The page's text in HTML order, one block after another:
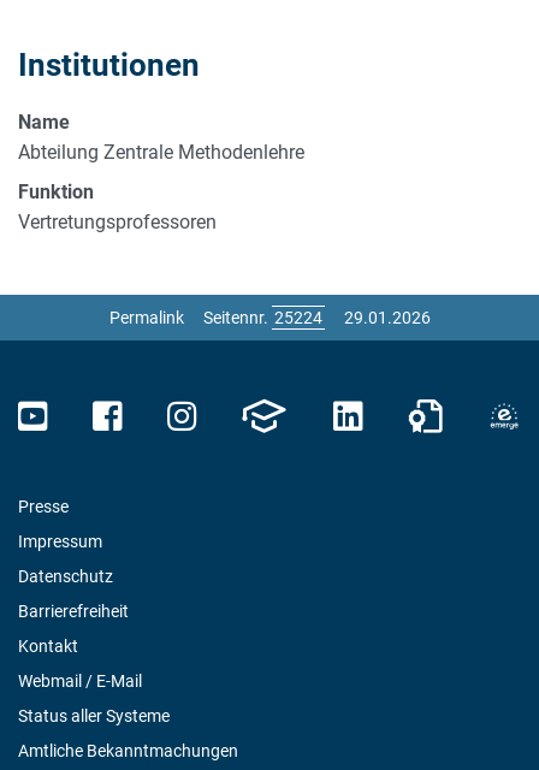
Institutionen
Name
Abteilung Zentrale Methodenlehre
Funktion
Vertretungsprofessoren
Permalink Seitennr. 29.01.2026
Presse
Impressum
Datenschutz
Barrierefreiheit
Kontakt
Webmail / E-Mail
Status aller Systeme
Amtliche Bekanntmachungen